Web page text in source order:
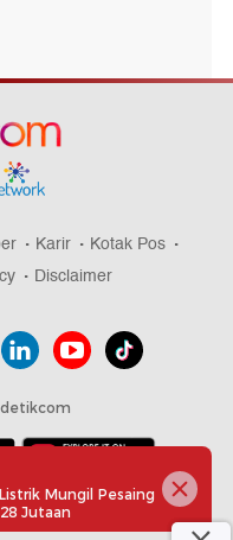
Karir
Kotak Pos
Disclaimer
All right reserved
Mungil Pesaing
Jutaan